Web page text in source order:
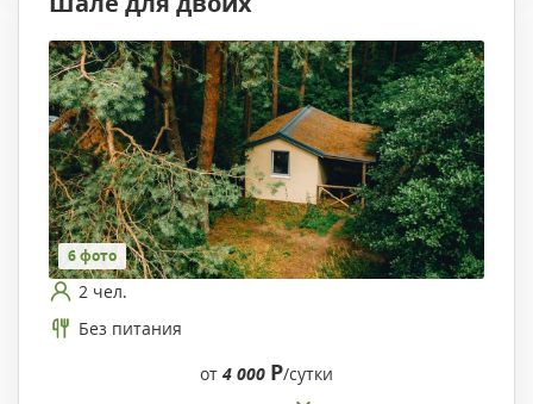
6 фото
2 чел.
Без питания
от 4 000 Р/сутки